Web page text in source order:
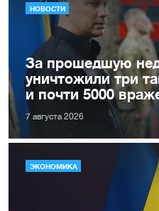
НОВОСТИ
За прошедшую
уничтожили три
и почти 5000
7 августа 2026
ЭКОНОМИКА